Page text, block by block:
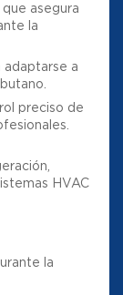
asegura
la
adaptarse a
preciso de
HVAC
la